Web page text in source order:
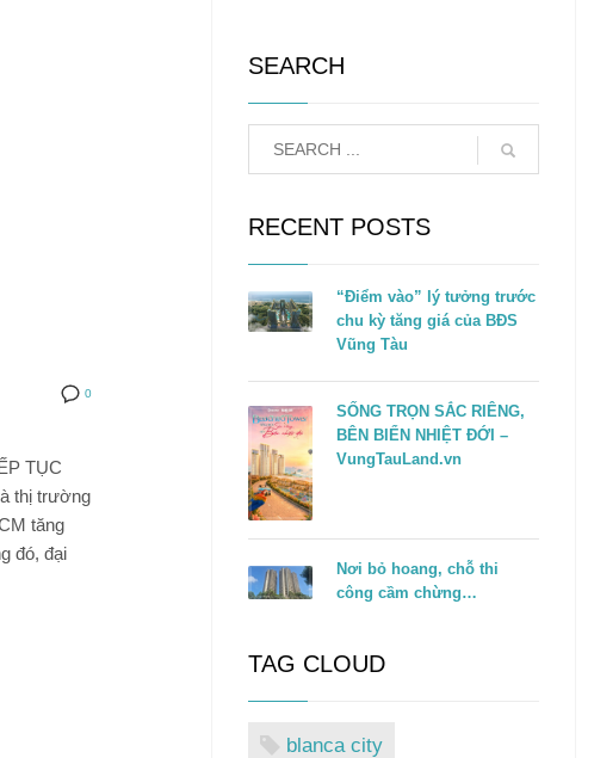
0
TỤC
thị trường
tăng
đó, đại
SEARCH
RECENT POSTS
“Điểm vào” lý tưởng trước
chu kỳ tăng giá của BĐS
Vũng Tàu
SỐNG TRỌN SẮC RIÊNG,
BÊN BIỂN NHIỆT ĐỚI –
VungTauLand.vn
Nơi bỏ hoang, chỗ thi
công cầm chừng…
TAG CLOUD
blanca city